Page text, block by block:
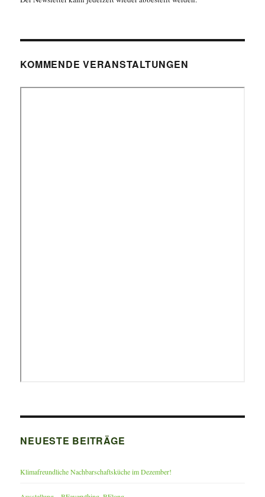
KOMMENDE VERANSTALTUNGEN
NEUESTE BEITRÄGE
Klimafreundliche Nachbarschaftsküche im Dezember!